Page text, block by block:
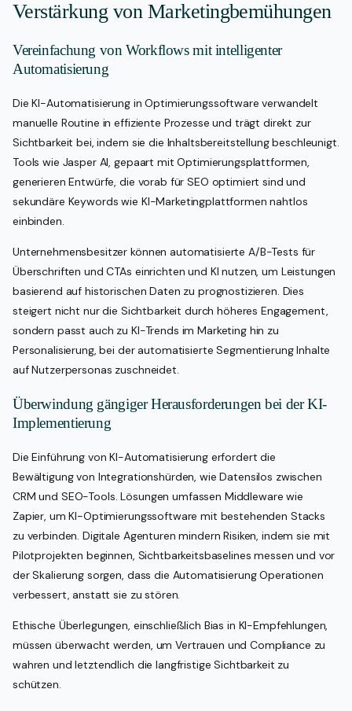
Verstärkung von Marketingbemühungen
Vereinfachung von Workflows mit intelligenter
Automatisierung
Die KI-Automatisierung in Optimierungssoftware verwandelt
manuelle Routine in effiziente Prozesse und trägt direkt zur
Sichtbarkeit bei, indem sie die Inhaltsbereitstellung beschleunigt.
Tools wie Jasper AI, gepaart mit Optimierungsplattformen,
generieren Entwürfe, die vorab für SEO optimiert sind und
sekundäre Keywords wie KI-Marketingplattformen nahtlos
einbinden.
Unternehmensbesitzer können automatisierte A/B-Tests für
Überschriften und CTAs einrichten und KI nutzen, um Leistungen
basierend auf historischen Daten zu prognostizieren. Dies
steigert nicht nur die Sichtbarkeit durch höheres Engagement,
sondern passt auch zu KI-Trends im Marketing hin zu
Personalisierung, bei der automatisierte Segmentierung Inhalte
auf Nutzerpersonas zuschneidet.
Überwindung gängiger Herausforderungen bei der KI-
Implementierung
Die Einführung von KI-Automatisierung erfordert die
Bewältigung von Integrationshürden, wie Datensilos zwischen
CRM und SEO-Tools. Lösungen umfassen Middleware wie
Zapier, um KI-Optimierungssoftware mit bestehenden Stacks
zu verbinden. Digitale Agenturen mindern Risiken, indem sie mit
Pilotprojekten beginnen, Sichtbarkeitsbaselines messen und vor
der Skalierung sorgen, dass die Automatisierung Operationen
verbessert, anstatt sie zu stören.
Ethische Überlegungen, einschließlich Bias in KI-Empfehlungen,
müssen überwacht werden, um Vertrauen und Compliance zu
wahren und letztendlich die langfristige Sichtbarkeit zu
schützen.